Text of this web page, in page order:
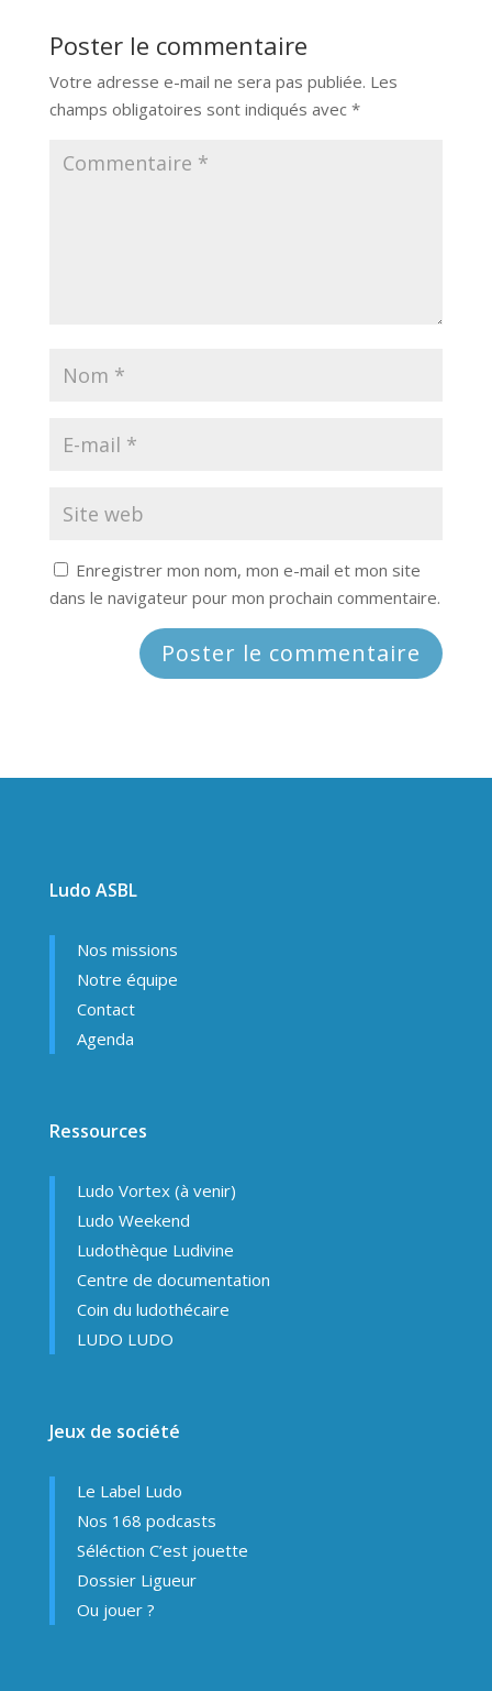
Poster le commentaire
Votre adresse e-mail ne sera pas publiée. Les
champs obligatoires sont indiqués avec *
Enregistrer mon nom, mon e-mail et mon site
dans le navigateur pour mon prochain commentaire.
Ludo ASBL
Nos missions
Notre équipe
Contact
Agenda
Ressources
Ludo Vortex (à venir)
Ludo Weekend
Ludothèque Ludivine
Centre de documentation
Coin du ludothécaire
LUDO LUDO
Jeux de société
Le Label Ludo
Nos 168 podcasts
Séléction C’est jouette
Dossier Ligueur
Ou jouer ?